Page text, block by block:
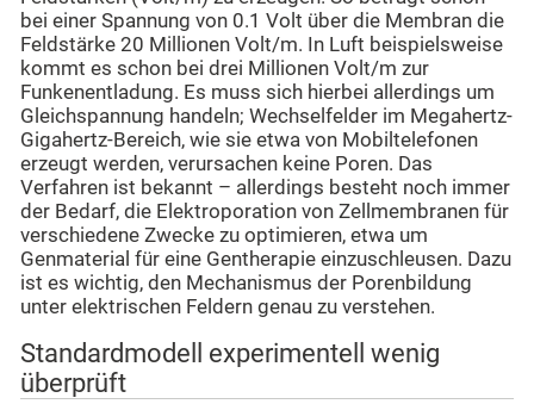
bei einer Spannung von 0.1 Volt über die Membran die
Feldstärke 20 Millionen Volt/m. In Luft beispielsweise
kommt es schon bei drei Millionen Volt/m zur
Funkenentladung. Es muss sich hierbei allerdings um
Gleichspannung handeln; Wechselfelder im Megahertz-
Gigahertz-Bereich, wie sie etwa von Mobiltelefonen
erzeugt werden, verursachen keine Poren. Das
Verfahren ist bekannt – allerdings besteht noch immer
der Bedarf, die Elektroporation von Zellmembranen für
verschiedene Zwecke zu optimieren, etwa um
Genmaterial für eine Gentherapie einzuschleusen. Dazu
ist es wichtig, den Mechanismus der Porenbildung
unter elektrischen Feldern genau zu verstehen.
Standardmodell experimentell wenig
überprüft